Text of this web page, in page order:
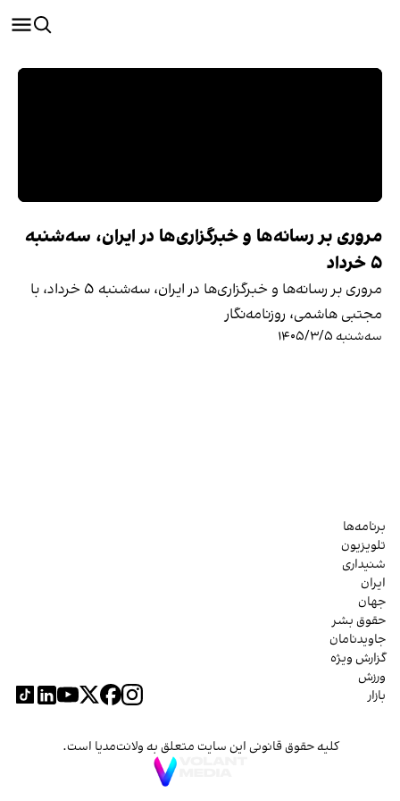
مروری بر رسانه‌ها و خبرگزاری‌ها در ایران، سه‌شنبه
۵ خرداد
مروری بر رسانه‌ها و خبرگزاری‌ها در ایران، سه‌شنبه ۵ خرداد، با
مجتبی هاشمی، روزنامه‌نگار
سه‌شنبه ۱۴۰۵/۳/۵
برنامه‌ها
تلویزیون
شنیداری
ایران
جهان
حقوق بشر
جاویدنامان
گزارش ویژه
ورزش
بازار
کلیه حقوق قانونی این سایت متعلق به ولانت‌مدیا است.